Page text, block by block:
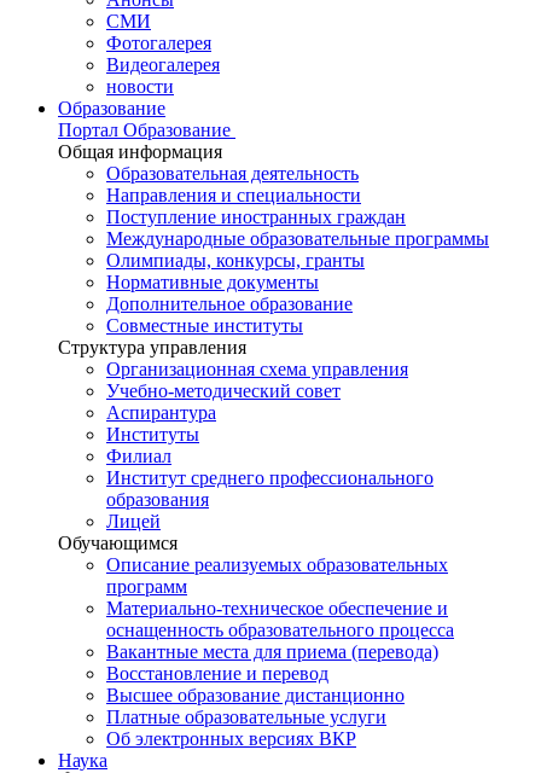
СМИ
Фотогалерея
Видеогалерея
новости
Образование
Портал Образование
Общая информация
Образовательная деятельность
Направления и специальности
Поступление иностранных граждан
Международные образовательные программы
Олимпиады, конкурсы, гранты
Нормативные документы
Дополнительное образование
Совместные институты
Структура управления
Организационная схема управления
Учебно-методический совет
Аспирантура
Институты
Филиал
Институт среднего профессионального
образования
Лицей
Обучающимся
Описание реализуемых образовательных
программ
Материально-техническое обеспечение и
оснащенность образовательного процесса
Вакантные места для приема (перевода)
Восстановление и перевод
Высшее образование дистанционно
Платные образовательные услуги
Об электронных версиях ВКР
Наука